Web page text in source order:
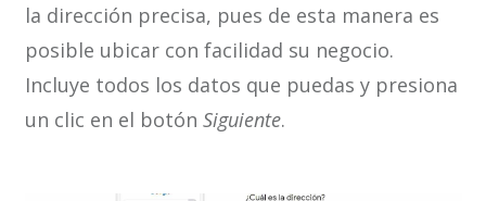
la dirección precisa, pues de esta manera es
posible ubicar con facilidad su negocio.
Incluye todos los datos que puedas y presiona
un clic en el botón Siguiente.